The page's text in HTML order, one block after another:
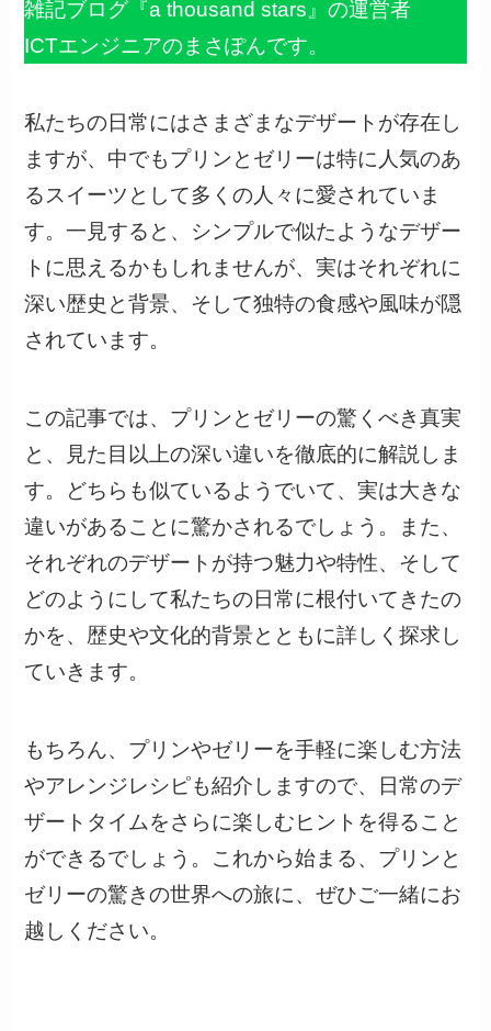
雑記ブログ『a thousand stars』の運営者
ICTエンジニアのまさぽんです。
私たちの日常にはさまざまなデザートが存在し
ますが、中でもプリンとゼリーは特に人気のあ
るスイーツとして多くの人々に愛されていま
す。一見すると、シンプルで似たようなデザー
トに思えるかもしれませんが、実はそれぞれに
深い歴史と背景、そして独特の食感や風味が隠
されています。
この記事では、プリンとゼリーの驚くべき真実
と、見た目以上の深い違いを徹底的に解説しま
す。どちらも似ているようでいて、実は大きな
違いがあることに驚かされるでしょう。また、
それぞれのデザートが持つ魅力や特性、そして
どのようにして私たちの日常に根付いてきたの
かを、歴史や文化的背景とともに詳しく探求し
ていきます。
もちろん、プリンやゼリーを手軽に楽しむ方法
やアレンジレシピも紹介しますので、日常のデ
ザートタイムをさらに楽しむヒントを得ること
ができるでしょう。これから始まる、プリンと
ゼリーの驚きの世界への旅に、ぜひご一緒にお
越しください。